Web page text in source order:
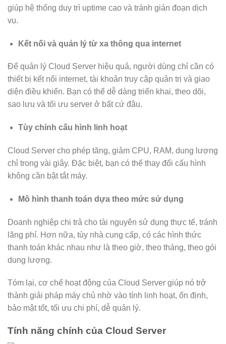
giúp hệ thống duy trì uptime cao và tránh gián đoạn dịch
vụ.
Kết nối và quản lý từ xa thông qua internet
Để quản lý Cloud Server hiệu quả, người dùng chỉ cần có
thiết bị kết nối internet, tài khoản truy cập quản trị và giao
diện điều khiển. Bạn có thể dễ dàng triển khai, theo dõi,
sao lưu và tối ưu server ở bất cứ đâu.
Tùy chỉnh cấu hình linh hoạt
Cloud Server cho phép tăng, giảm CPU, RAM, dung lượng
chỉ trong vài giây. Đặc biệt, bạn có thể thay đổi cấu hình
không cần bật tắt máy.
Mô hình thanh toán dựa theo mức sử dụng
Doanh nghiệp chi trả cho tài nguyên sử dụng thực tế, tránh
lãng phí. Hơn nữa, tùy nhà cung cấp, có các hình thức
thanh toán khác nhau như là theo giờ, theo tháng, theo gói
dung lượng.
Tóm lại, cơ chế hoạt động của Cloud Server giúp nó trở
thành giải pháp máy chủ nhờ vào tính linh hoạt, ổn định,
bảo mật tốt, tối ưu chi phí, dễ quản lý.
Tính năng chính của Cloud Server